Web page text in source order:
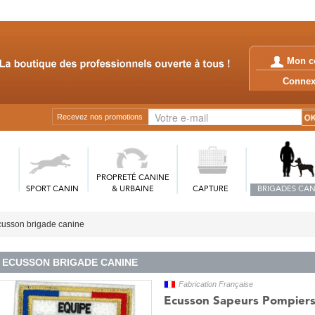
Mon
Recevez nos promotions
SPORT CANIN
PROPRETÉ CANINE
& URBAINE
CAPTURE BRIGADES
brigade canine
ECUSSON BRIGADE CANINE
Fabrication Française
Ecusson Sapeurs